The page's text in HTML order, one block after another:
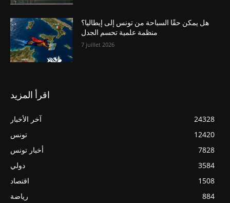
هل يمكن حقًا السباحة من تونس إلى إيطاليا؟
منظمة علمية تحسم الجدل
7 juillet 2026
اقرأ المزيد
آخر الأخبار
24328
تونس
12420
أخبار تونس
7828
دولي
3584
اقتصاد
1508
رياضة
884